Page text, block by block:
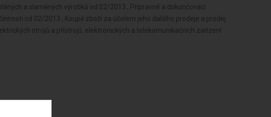
a slaměných výrobků od 02/2013 , Přípravné a dokončovací
od 02/2013 , Koupě zboží za účelem jeho dalšího prodeje a prodej
strojů a přístrojů, elektronických a telekomunikačních zařízení